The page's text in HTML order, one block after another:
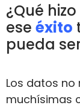
¿Qué
ese éxito
pueda
Los datos
muchísimas